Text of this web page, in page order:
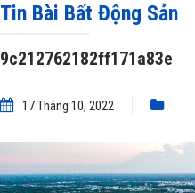
Tin Bài Bất Động Sản
9c212762182ff171a83e
17 Tháng 10, 2022